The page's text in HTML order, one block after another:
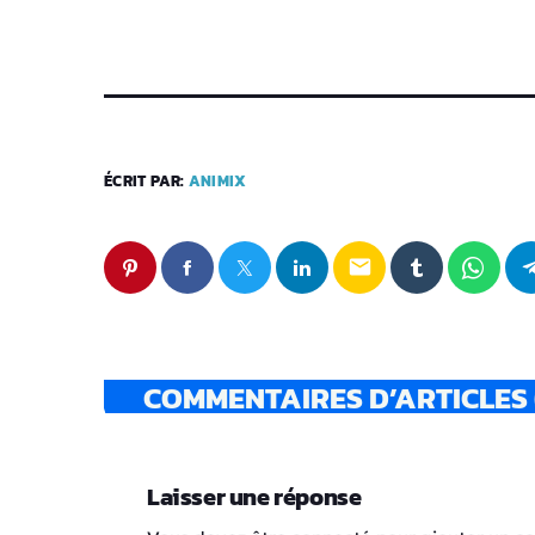
ÉCRIT PAR: ANIMIX
email
COMMENTAIRES
Laisser une réponse